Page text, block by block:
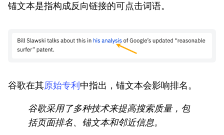
锚文本是指构成反向链接的可点击词语。
谷歌在其原始专利 中指出，锚文本会影响排名。
谷歌采用了多种技术来提高搜索质量，包
括页面排名、锚文本和邻近信息。